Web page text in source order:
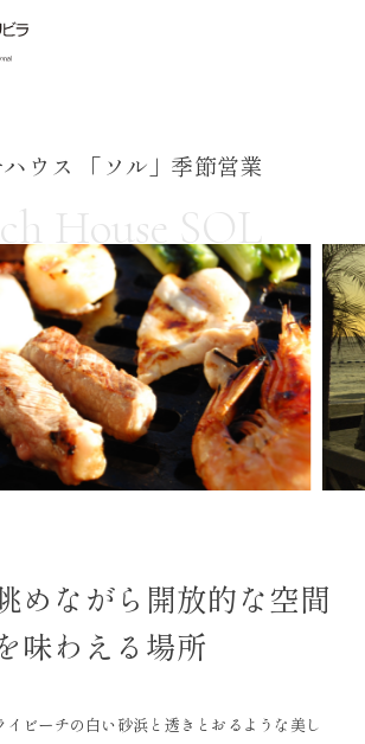
ハウス 「ソル」季節営業
House SOL
めながら開放的な空間
味わえる場所
イビーチの白い砂浜と透きとおるような美し